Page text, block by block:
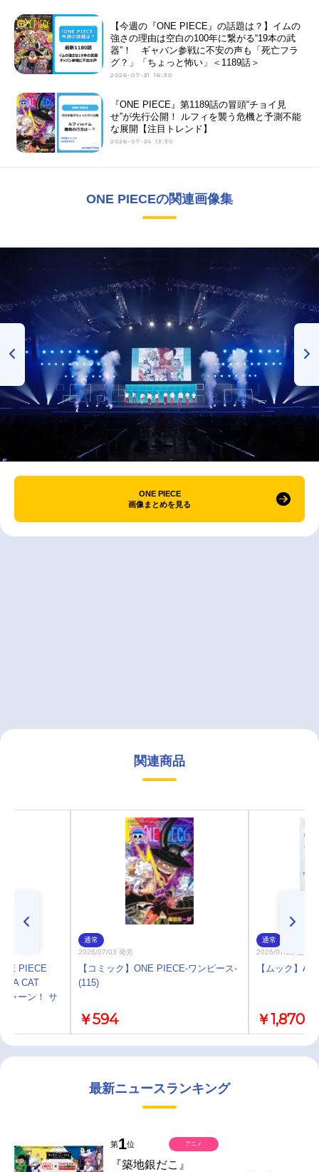
【今週の『ONE PIECE』の話題は？】イムの
強さの理由は空白の100年に繋がる“19本の武
器”！ ギャバン参戦に不安の声も「死亡フラ
グ？」「ちょっと怖い」＜1189話＞
2026-07-31 16:30
『ONE PIECE』第1189話の冒頭“チョイ見
せ”が先行公開！ ルフィを襲う危機と予測不能
な展開【注目トレンド】
2026-07-24 13:30
ONE PIECEの関連画像集
ONE PIECE
画像まとめを見る
関連商品
PIECE
CAT
ャーン！ サ
通常
2026/07/03 発売
【コミック】ONE PIECE-ワンピース-
(115)
￥594
通常
2026/07/29 発売
【ムック】
￥1,870
最新ニュースランキング
第1位
『築地銀だこ』
アニメ